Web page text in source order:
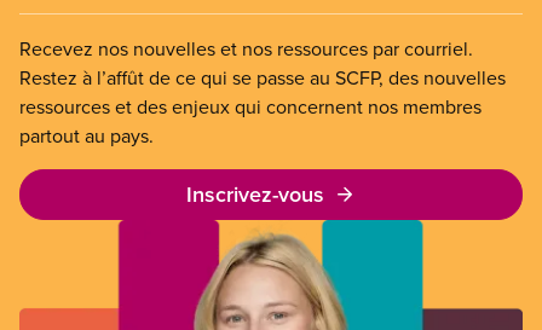
Recevez nos nouvelles et nos ressources par courriel.
Restez à l’affût de ce qui se passe au SCFP, des nouvelles
ressources et des enjeux qui concernent nos membres
partout au pays.
Inscrivez-vous